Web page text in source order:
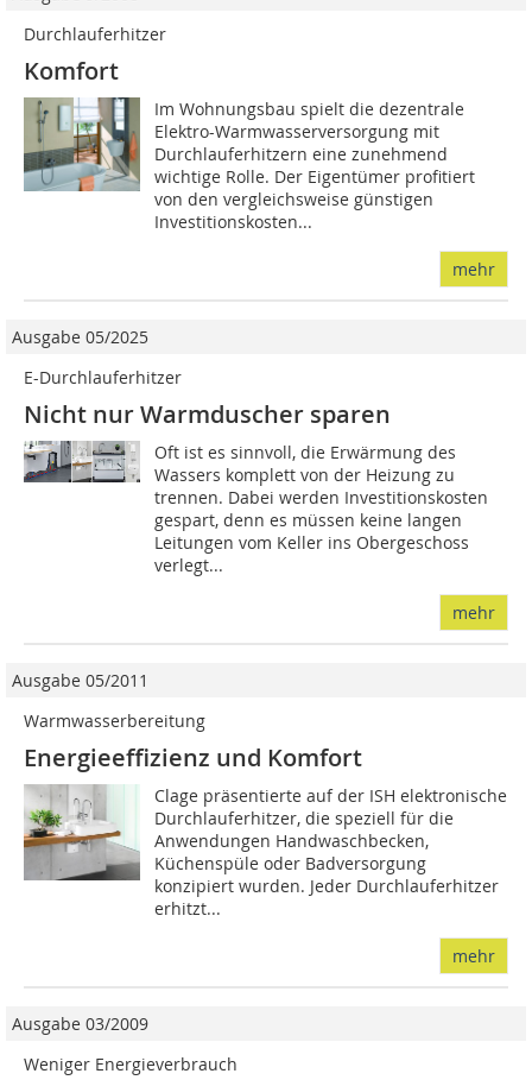
Durchlauferhitzer
Komfort
Im Wohnungsbau spielt die dezentrale
Elektro-Warmwasserversorgung mit
Durchlauferhitzern eine zunehmend
wichtige Rolle. Der Eigentümer profitiert
von den vergleichsweise günstigen
Investitionskosten...
mehr
Ausgabe 05/2025
E-Durchlauferhitzer
Nicht nur Warmduscher sparen
Oft ist es sinnvoll, die Erwärmung des
Wassers komplett von der Heizung zu
trennen. Dabei werden Investitionskosten
gespart, denn es müssen keine langen
Leitungen vom Keller ins Obergeschoss
verlegt...
mehr
Ausgabe 05/2011
Warmwasserbereitung
Energieeffizienz und Komfort
Clage präsentierte auf der ISH elektronische
Durchlauferhitzer, die speziell für die
Anwendungen Handwaschbecken,
Küchenspüle oder Badversorgung
konzipiert wurden. Jeder Durchlauferhitzer
erhitzt...
mehr
Ausgabe 03/2009
Weniger Energieverbrauch